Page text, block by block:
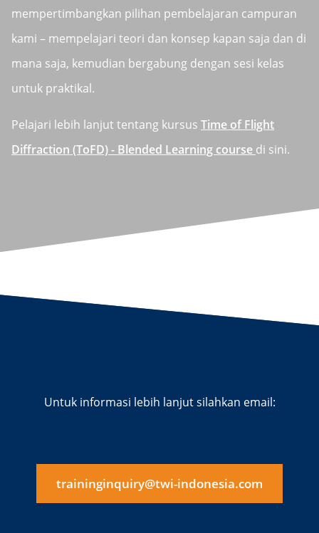
mempertimbangkan pilihan pembelajaran campuran
kami – mempelajari teori dan konsep kapan saja dan di
mana saja, kemudian bergabung dengan sesi kelas
untuk praktikal.
Pelajari lebih lanjut tentang kursus Time of Flight
Diffraction (ToFD) - Blended Learning course di sini.
Untuk informasi lebih lanjut silahkan email:
traininginquiry@twi-indonesia.com